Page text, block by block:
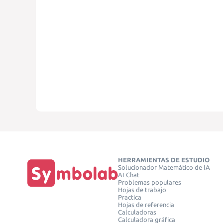
HERRAMIENTAS DE ESTUDIO
Solucionador Matemático de IA
AI Chat
Problemas populares
Hojas de trabajo
Practica
Hojas de referencia
Calculadoras
Calculadora gráfica